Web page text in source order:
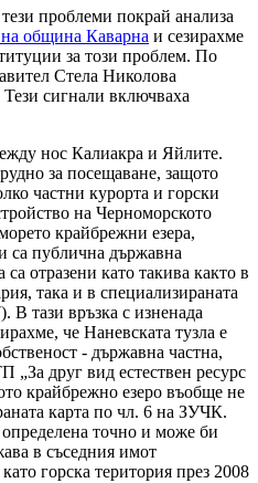
проблеми покрай анализа
община Каварна и сезирахме
за този проблем. По
Стела Николова
Тези сигнали включваха
нос Калиакра и Яйлите.
за посещаване, защото
частни курорта и горски
на Черноморското
крайбрежни езера,
са публична държавна
отразени като такива както в
така и в специализираната
В тази връзка с изненада
че Наневската тузла е
- държавна частна,
„За друг вид естествен ресурс
крайбрежно езеро въобще не
карта по чл. 6 на ЗУЧК.
точно и може би
в съседния имот
горска територия през 2008